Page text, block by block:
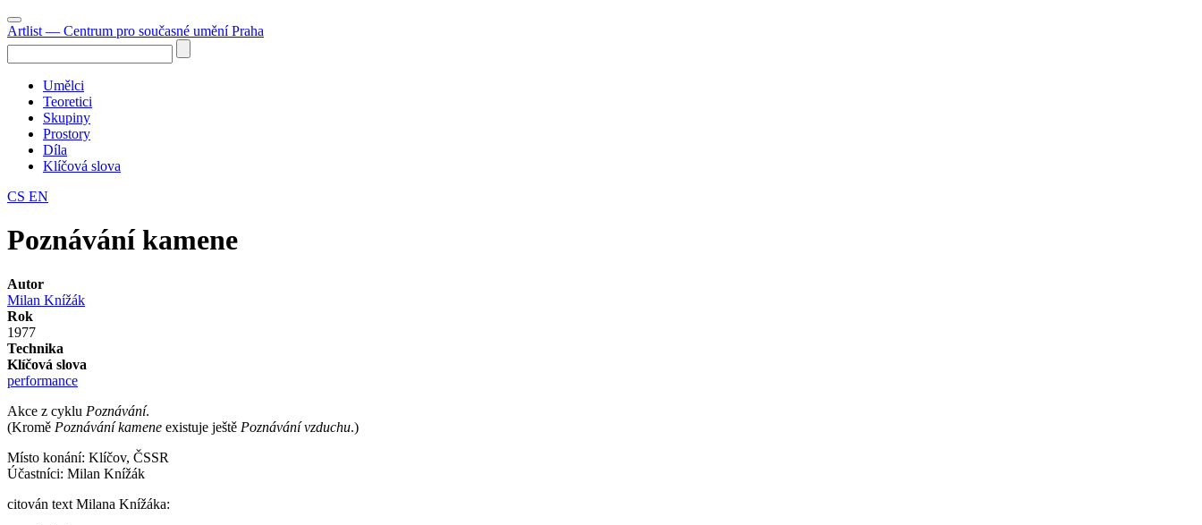
Artlist — Centrum pro současné umění Praha
Umělci
Teoretici
Skupiny
Prostory
Díla
Klíčová slova
CS EN
Poznávání kamene
Autor
Milan Knížák
Rok
1977
Technika
Klíčová slova
performance
Akce z cyklu Poznávání.
(Kromě Poznávání kamene existuje ještě Poznávání vzduchu.)
Místo konání: Klíčov, ČSSR
Účastníci: Milan Knížák
citován text Milana Knížáka: